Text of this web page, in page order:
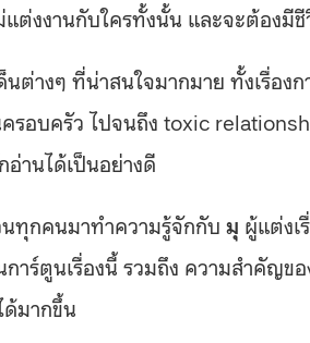
ต่งงานกับใครทั้งนั้น และจะต้องมี
นต่างๆ ที่น่าสนใจมากมาย ทั้งเรื่อ
รอบครัว ไปจนถึง toxic
อ่านได้เป็นอย่างดี
ทุกคนมาทำความรู้จักกับ มุ ผู้แต่งเ
าร์ตูนเรื่องนี้ รวมถึง ความสำคัญข
มากขึ้น